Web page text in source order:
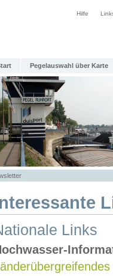
Hilfe
Pegelauswahl über Karte
Links